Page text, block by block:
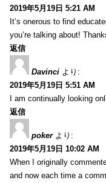
2019年5月19日 5:21 AM
It’s onerous to find
you’re talking about!
返信
Davinci より:
2019年5月19日 5:51 AM
I am continually looking
返信
poker より:
2019年5月19日 10:02 AM
When I originally
and now each time a